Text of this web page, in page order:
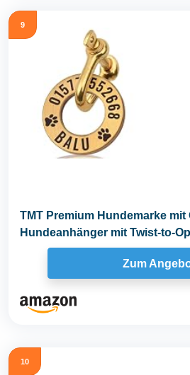
9
TMT Premium Hundemarke mit
Hundeanhänger mit Twist-to-
Hundemarke...
Zum
10